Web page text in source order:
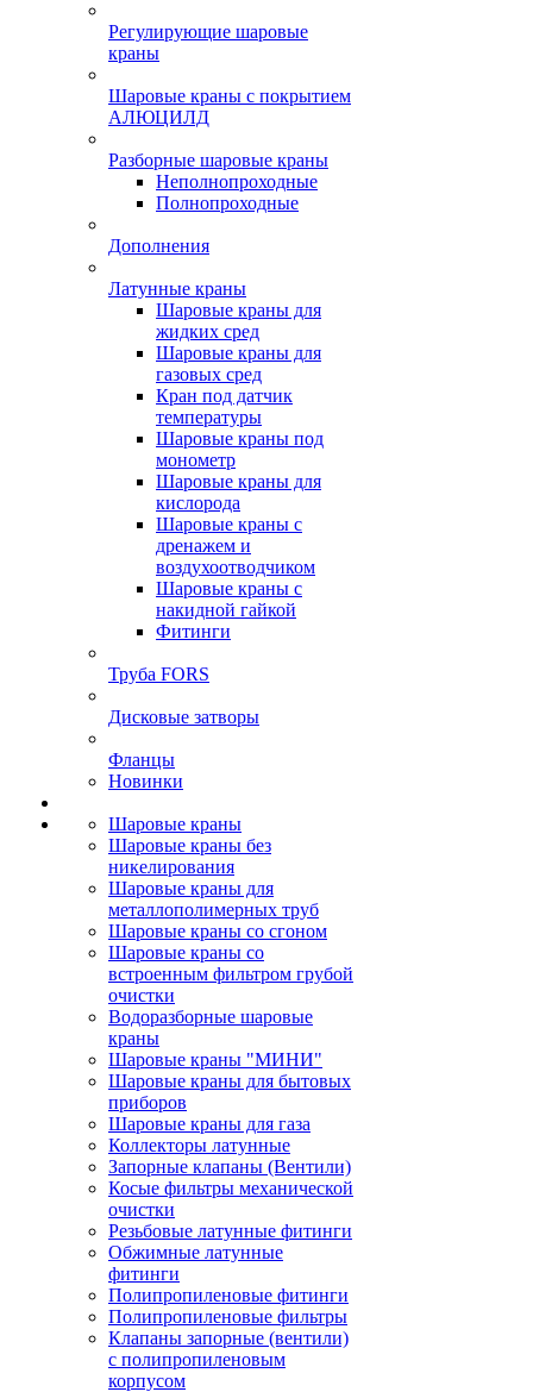
Регулирующие шаровые
краны
Шаровые краны с покрытием
АЛЮЦИЛД
Разборные шаровые краны
Неполнопроходные
Полнопроходные
Дополнения
Латунные краны
Шаровые краны для
жидких сред
Шаровые краны для
газовых сред
Кран под датчик
температуры
Шаровые краны под
монометр
Шаровые краны для
кислорода
Шаровые краны с
дренажем и
воздухоотводчиком
Шаровые краны с
накидной гайкой
Фитинги
Труба FORS
Дисковые затворы
Фланцы
Новинки
Шаровые краны
Шаровые краны без
никелирования
Шаровые краны для
металлополимерных труб
Шаровые краны со сгоном
Шаровые краны со
встроенным фильтром грубой
очистки
Водоразборные шаровые
краны
Шаровые краны "МИНИ"
Шаровые краны для бытовых
приборов
Шаровые краны для газа
Коллекторы латунные
Запорные клапаны (Вентили)
Косые фильтры механической
очистки
Резьбовые латунные фитинги
Обжимные латунные
фитинги
Полипропиленовые фитинги
Полипропиленовые фильтры
Клапаны запорные (вентили)
с полипропиленовым
корпусом